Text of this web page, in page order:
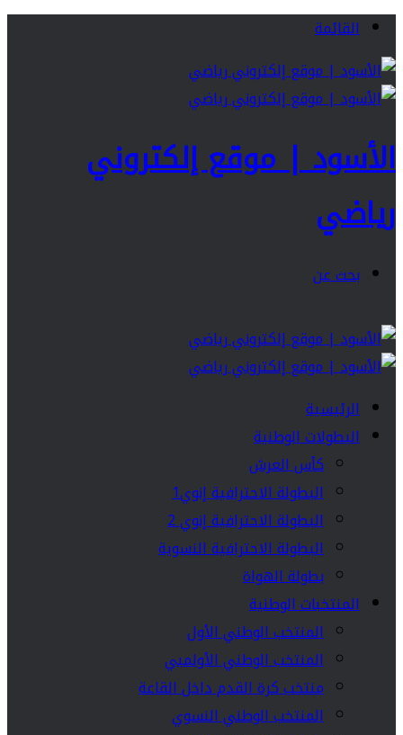
القائمة
الأسود | موقع إلكتروني
رياضي
بحث عن
الرئيسية
البطولات الوطنية
كأس العرش
البطولة الاحترافية إنوي1
البطولة الاحترافية إنوي 2
البطولة الاحترافية النسوية
بطولة الهواة
المنتخبات الوطنية
المنتخب الوطني الأول
المنتخب الوطني الأولمبي
منتخب كرة القدم داخل القاعة
المنتخب الوطني النسوي